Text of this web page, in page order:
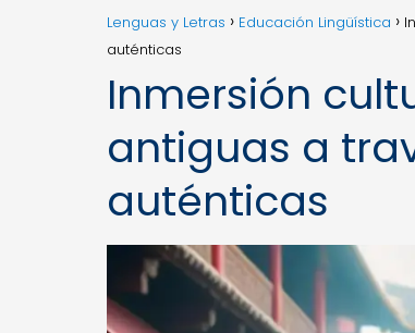
Lenguas y Letras Educación Lingüística
auténticas
Inmersión
antiguas a
auténticas